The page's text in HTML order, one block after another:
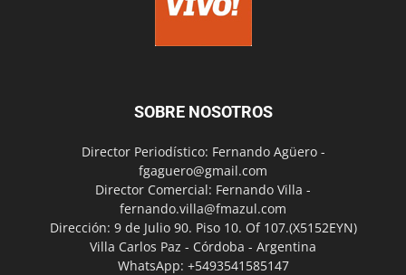
SOBRE NOSOTROS
Director Periodístico: Fernando Agüero -
fgaguero@gmail.com
Director Comercial: Fernando Villa -
fernando.villa@fmazul.com
Dirección: 9 de Julio 90. Piso 10. Of 107.(X5152EYN)
Villa Carlos Paz - Córdoba - Argentina
WhatsApp: +5493541585147